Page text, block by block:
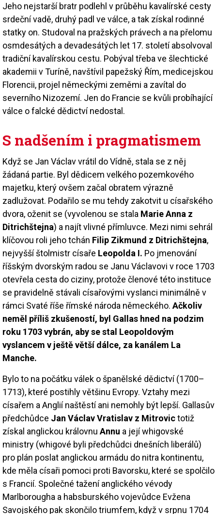
Jeho nejstarší bratr podlehl v průběhu kavalírské cesty
srdeční vadě, druhý padl ve válce, a tak získal rodinné
statky on. Studoval na pražských právech a na přelomu
osmdesátých a devadesátých let 17. století absolvoval
tradiční kavalírskou cestu. Pobýval třeba ve šlechtické
akademii v Turíně, navštívil papežský Řím, medicejskou
Florencii, projel německými zeměmi a zavítal do
severního Nizozemí. Jen do Francie se kvůli probíhající
válce o falcké dědictví nedostal.
S nadšením i pragmatismem
Když se Jan Václav vrátil do Vídně, stala se z něj
žádaná partie. Byl dědicem velkého pozemkového
majetku, který ovšem začal obratem výrazně
zadlužovat. Podařilo se mu tehdy zakotvit u císařského
dvora, oženit se (vyvolenou se stala Marie Anna z
Ditrichštejna) a najít vlivné přímluvce. Mezi nimi sehrál
klíčovou roli jeho tchán Filip Zikmund z Ditrichštejna,
nejvyšší štolmistr císaře Leopolda I. Po jmenování
říšským dvorským radou se Janu Václavovi v roce 1703
otevřela cesta do ciziny, protože členové této instituce
se pravidelně stávali císařovými vyslanci minimálně v
rámci Svaté říše římské národa německého. Ačkoliv
neměl příliš zkušeností, byl Gallas hned na podzim
roku 1703 vybrán, aby se stal Leopoldovým
vyslancem v ještě větší dálce, za kanálem La
Manche.
Bylo to na počátku válek o španělské dědictví (1700–
1713), které postihly většinu Evropy. Vztahy mezi
císařem a Anglií naštěstí ani nemohly být lepší. Gallasův
předchůdce Jan Václav Vratislav z Mitrovictotiž
získal anglickou královnu Annu a její whigovské
ministry (whigové byli předchůdci dnešních liberálů)
pro plán poslat anglickou armádu do nitra kontinentu,
kde měla císaři pomoci proti Bavorsku, které se spolčilo
s Francií. Společné tažení anglického vévody
Marlborougha a habsburského vojevůdce Evžena
Savojského pak skončilo triumfem, když v srpnu 1704